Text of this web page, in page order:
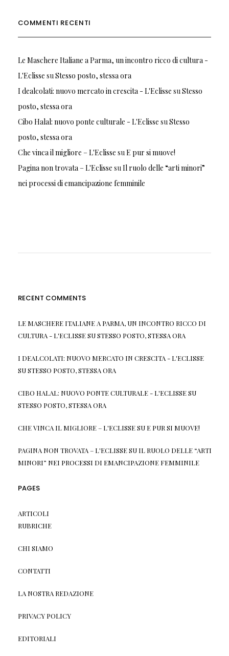
COMMENTI RECENTI
Le Maschere Italiane a Parma, un incontro ricco di cultura -
L'Eclisse suStesso posto, stessa ora
I dealcolati: nuovo mercato in crescita - L'Eclisse suStesso
posto, stessa ora
Cibo Halal: nuovo ponte culturale - L'Eclisse suStesso
posto, stessa ora
Che vinca il migliore – L'Eclisse suE pur si muove!
Pagina non trovata – L'Eclisse suIl ruolo delle “arti minori”
nei processi di emancipazione femminile
RECENT COMMENTS
LE MASCHERE ITALIANE A PARMA, UN INCONTRO RICCO DI
CULTURA - L'ECLISSESUSTESSO POSTO, STESSA ORA
I DEALCOLATI: NUOVO MERCATO IN CRESCITA - L'ECLISSE
SUSTESSO POSTO, STESSA ORA
CIBO HALAL: NUOVO PONTE CULTURALE - L'ECLISSESU
STESSO POSTO, STESSA ORA
CHE VINCA IL MIGLIORE – L'ECLISSESU E PUR SI MUOVE!
PAGINA NON TROVATA – L'ECLISSESU IL RUOLO DELLE “ARTI
MINORI” NEI PROCESSI DI EMANCIPAZIONE FEMMINILE
PAGES
ARTICOLI
RUBRICHE
CHI SIAMO
CONTATTI
LA NOSTRA REDAZIONE
PRIVACY POLICY
EDITORIALI